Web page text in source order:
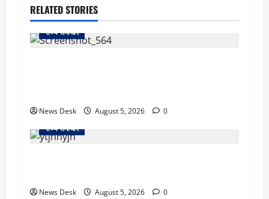
RELATED STORIES
राज्य समाचार
News Desk August 5, 2026
0
राज्य समाचार
News Desk August 5, 2026
0